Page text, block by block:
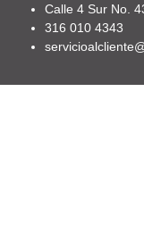
Calle 4 Sur No.
316 010 4343